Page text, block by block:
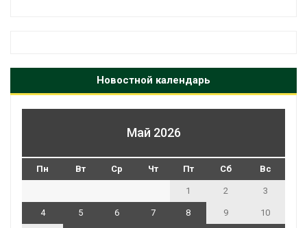
Новостной календарь
Май 2026
Пн Вт Ср Чт Пт Сб Вс
1 2 3
4 5 6 7 8 9 10